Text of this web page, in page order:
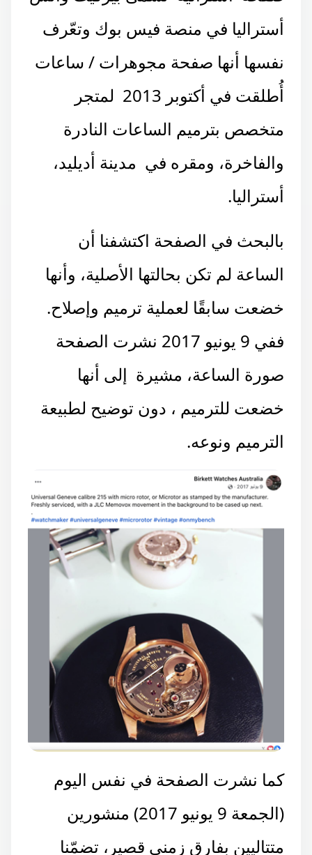
أستراليا في منصة فيس بوك وتعّرف
نفسها أنها صفحة مجوهرات / ساعات
أُطلقت في أكتوبر 2013 لمتجر
متخصص بترميم الساعات النادرة
والفاخرة، ومقره في مدينة أديليد،
أستراليا.
بالبحث في الصفحة اكتشفنا أن
الساعة لم تكن بحالتها الأصلية، وأنها
خضعت سابقًا لعملية ترميم وإصلاح.
ففي 9 يونيو 2017 نشرت الصفحة
صورة الساعة، مشيرة إلى أنها
خضعت للترميم ، دون توضيح لطبيعة
الترميم ونوعه.
كما نشرت الصفحة في نفس اليوم
(الجمعة 9 يونيو 2017) منشورين
متتاليين بفارق زمني قصير، تضمّنا